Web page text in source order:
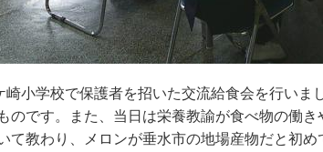
崎小学校で保護者を招いた交流給食会を行い
のです。また、当日は栄養教諭が食べ物の働
て教わり、メロンが垂水市の地場産物だと初め